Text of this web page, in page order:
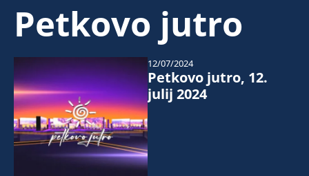
Petkovo jutro
Petkovo jutro, 12.
julij 2024
12/07/2024